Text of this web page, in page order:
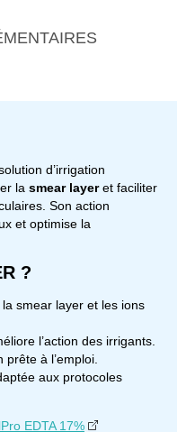
d’irrigation
la smear layeret faciliter
Son action
et optimise la
?
la smear layer et les ions
l’action des irrigants.
prête à l’emploi.
aux protocoles
EDTA 17%